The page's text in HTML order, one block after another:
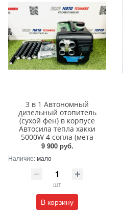
3 в 1 Автономный
дизельный отопитель
(cухой фен) в корпусе
Автосила тепла хакки
5000W 4 сопла (мета
9 900 руб.
Наличие:мало
шт
В корзину